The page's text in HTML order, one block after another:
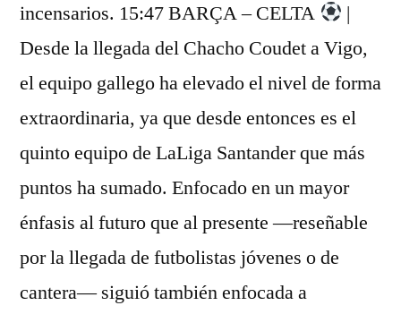
incensarios. 15:47 BARÇA – CELTA
|
Desde la llegada del Chacho Coudet a Vigo,
el equipo gallego ha elevado el nivel de forma
extraordinaria, ya que desde entonces es el
quinto equipo de LaLiga Santander que más
puntos ha sumado. Enfocado en un mayor
énfasis al futuro que al presente —reseñable
por la llegada de futbolistas jóvenes o de
cantera— siguió también enfocada a